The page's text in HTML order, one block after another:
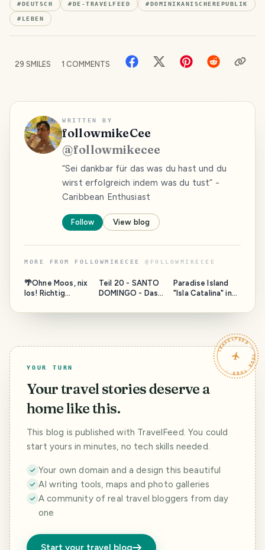
# DEUTSCH # DE-TRAVELFEED # DOMINIKANISCHEREPUBLIK
# LEBEN
29 SMILES 1 COMMENTS
WRITTEN BY
followmikeCee
@followmikecee
“Sei dankbar für das was du hast und du
wirst erfolgreich indem was du tust” -
Caribbean Enthusiast
Follow View blog
MORE FROM FOLLOWMIKECEE @ FOLLOWMIKECEE
🌴Ohne Moos, nix
los! Richtig
Dominikanische
Teil 20 - SANTO
DOMINGO - Das
Dominikanischen
Paradise Island
"Isla Catalina" in
Republic
TRAVELFEED · YOUR TURN ·
YOUR TURN
Your travel stories deserve a
home like this.
This blog is published with TravelFeed. You could
start yours in minutes, no tech skills needed.
Your own domain and a design this beautiful
AI writing tools, maps and photo galleries
A community of real travel bloggers from day
one